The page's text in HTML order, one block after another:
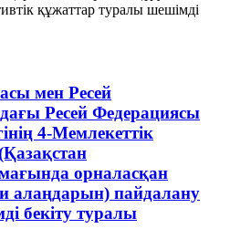
құжаттар туралы шешімді
мен Ресей
Ресей Федерациясы
4-Мемлекеттік
орналасқан
алаңдарын) пайдалану
бекіту туралы